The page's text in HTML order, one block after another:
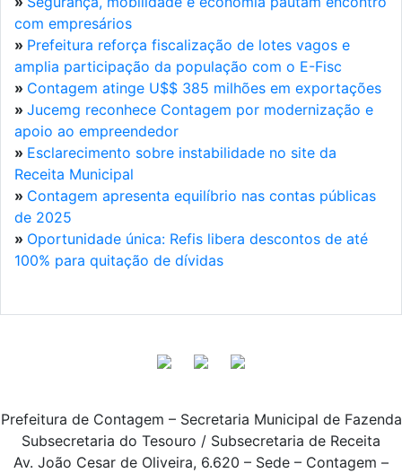
com empresários
» Prefeitura reforça fiscalização de lotes vagos e
amplia participação da população com o E-Fisc
» Contagem atinge U$$ 385 milhões em exportações
» Jucemg reconhece Contagem por modernização e
apoio ao empreendedor
» Esclarecimento sobre instabilidade no site da
Receita Municipal
» Contagem apresenta equilíbrio nas contas públicas
de 2025
» Oportunidade única: Refis libera descontos de até
100% para quitação de dívidas
Prefeitura de Contagem – Secretaria Municipal de Fazenda
Subsecretaria do Tesouro / Subsecretaria de Receita
Av. João Cesar de Oliveira, 6.620 – Sede – Contagem –